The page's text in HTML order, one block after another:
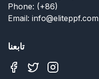
Phone: (+86)
Email: info@eliteppf.com
تابعنا